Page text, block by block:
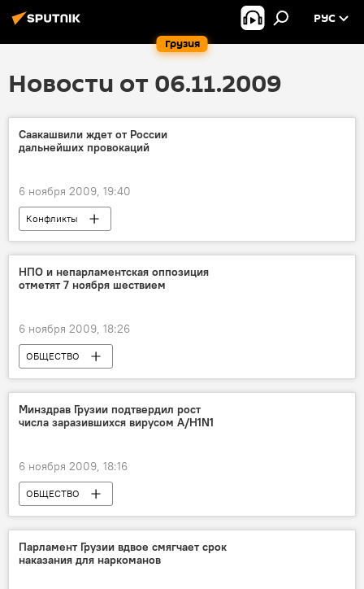
Грузия
РУС
Новости от 06.11.2009
Саакашвили ждет от России
дальнейших провокаций
6 ноября 2009, 19:40
Конфликты
НПО и непарламентская оппозиция
отметят 7 ноября шествием
6 ноября 2009, 18:26
ОБЩЕСТВО
Минздрав Грузии подтвердил рост
числа заразившихся вирусом A/H1N1
6 ноября 2009, 18:16
ОБЩЕСТВО
Парламент Грузии вдвое смягчает срок
наказания для наркоманов